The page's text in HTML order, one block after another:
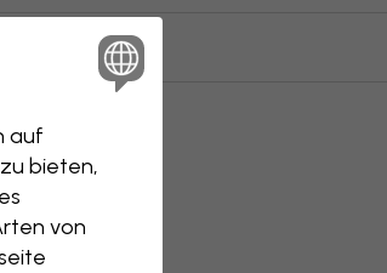
und Retouren
auf
bieten,
von